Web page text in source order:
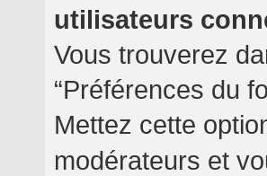
utilisateurs
Vous trouverez
“Préférences du
Mettez cette
modérateurs et